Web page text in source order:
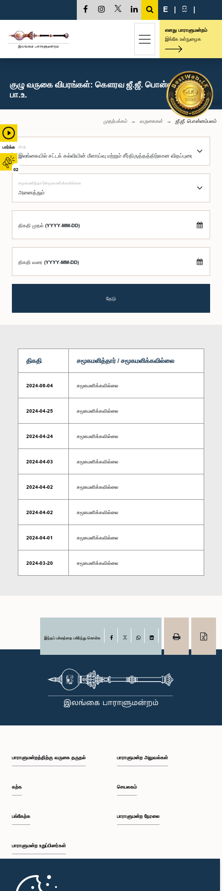
பார்க்க
02
E | සි |
எனது பாராளுமன்றம்
இங்கே உள்நுழைக
குழு வருகை விபரங்கள்: கௌரவ ஜீ.ஜீ. பொன்னம்பலம்,
பா.உ.
முதற்பக்கம் வருகைகள் ஜீ.ஜீ. பொன்னம்பலம்
குழு
சமூகமளித்தார்/சமூகமளிக்கவில்லை
திகதி முதல் (YYYY-MM-DD)
திகதி வரை (YYYY-MM-DD)
தேடு
திகதி சமூகமளித்தார் / சமூகமளிக்கவில்லை
2024-06-04 சமூகமளிக்கவில்லை
2024-04-25 சமூகமளிக்கவில்லை
2024-04-24 சமூகமளிக்கவில்லை
2024-04-03 சமூகமளிக்கவில்லை
2024-04-02 சமூகமளிக்கவில்லை
2024-04-02 சமூகமளிக்கவில்லை
2024-04-01 சமூகமளிக்கவில்லை
2024-03-20 சமூகமளிக்கவில்லை
இந்தப் பக்கத்தை பகிர்ந்து கொள்க Facebook
பாராளுமன்றத்திற்கு வருகை தருதல்
கற்க
பங்கேற்க
பாராளுமன்ற உறுப்பினர்கள்
முதற்பக்கம்
பாராளுமன்ற அலுவல்கள்
செயலகம்
பாராளுமன்ற நேரலை